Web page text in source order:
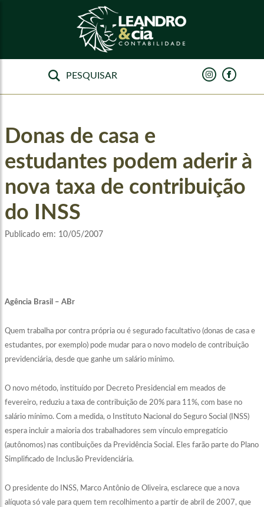
Donas de casa e
estudantes podem aderir à
nova taxa de contribuição
do INSS
Publicado em: 10/05/2007
Agência Brasil – ABr
Quem trabalha por contra própria ou é segurado facultativo (donas de casa e
estudantes, por exemplo) pode mudar para o novo modelo de contribuição
previdenciária, desde que ganhe um salário mínimo.
O novo método, instituído por Decreto Presidencial em meados de
fevereiro, reduziu a taxa de contribuição de 20% para 11%, com base no
salário mínimo. Com a medida, o Instituto Nacional do Seguro Social (INSS)
espera incluir a maioria dos trabalhadores sem vínculo empregatício
(autônomos) nas contibuições da Previdência Social. Eles farão parte do Plano
Simplificado de Inclusão Previdenciária.
O presidente do INSS, Marco Antônio de Oliveira, esclarece que a nova
alíquota só vale para quem tem recolhimento a partir de abril de 2007, que